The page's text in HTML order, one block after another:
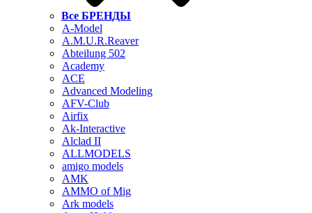
Все БРЕНДЫ
A-Model
A.M.U.R.Reaver
Abteilung 502
Academy
ACE
Advanced Modeling
AFV-Club
Airfix
Ak-Interactive
Alclad II
ALLMODELS
amigo models
AMK
AMMO of Mig
Ark models